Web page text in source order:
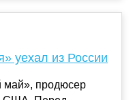
уехал из России
май», продюсер